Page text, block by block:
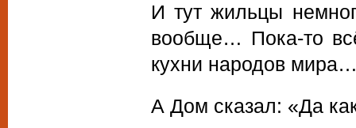
И тут жильцы
вообще… Пока-то
кухни народов
А Дом сказал: «Да